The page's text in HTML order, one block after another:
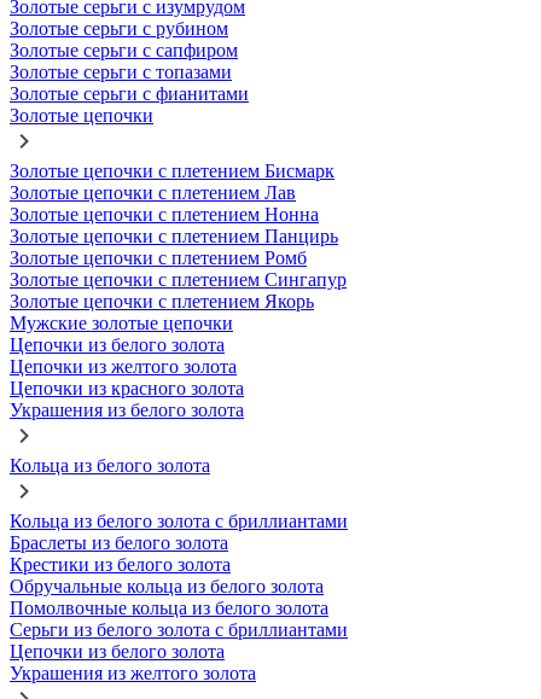
Золотые серьги с изумрудом
Золотые серьги с рубином
Золотые серьги с сапфиром
Золотые серьги с топазами
Золотые серьги с фианитами
Золотые цепочки
Золотые цепочки с плетением Бисмарк
Золотые цепочки с плетением Лав
Золотые цепочки с плетением Нонна
Золотые цепочки с плетением Панцирь
Золотые цепочки с плетением Ромб
Золотые цепочки с плетением Сингапур
Золотые цепочки с плетением Якорь
Мужские золотые цепочки
Цепочки из белого золота
Цепочки из желтого золота
Цепочки из красного золота
Украшения из белого золота
Кольца из белого золота
Кольца из белого золота с бриллиантами
Браслеты из белого золота
Крестики из белого золота
Обручальные кольца из белого золота
Помолвочные кольца из белого золота
Серьги из белого золота с бриллиантами
Цепочки из белого золота
Украшения из желтого золота